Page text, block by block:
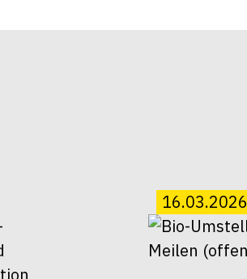
16.03.2026